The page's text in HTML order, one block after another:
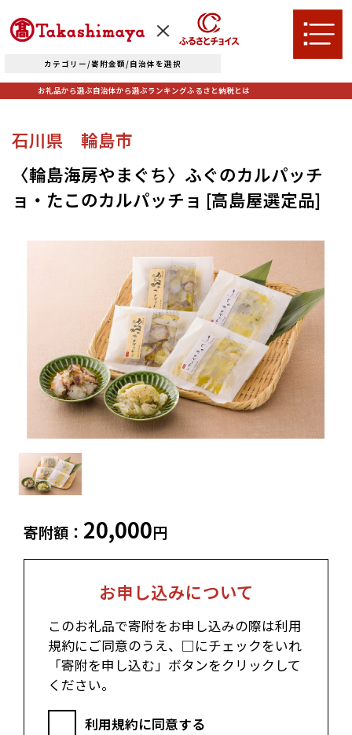
カテゴリー/寄附金額/自治体を選択
TOPへ
お礼品から選ぶ
肉 米・パン
果物類 エビ・カニ等
魚貝類
野菜類
卵（鶏、
烏骨鶏等）
お酒
飲料類 菓子
加工品等 麺類
調味料・油 鍋セット
イベントや
北海道エリア
札幌市（北海道）
千歳市（北海道）
石狩市（北海道）小樽市（北海道）
東川町（北海道）枝幸町（北海道）
白老町（北海道）別海町（北海道）
東北エリア
蓬田村（青森県）花巻市（岩手県）
塩竈市（宮城県）
小田原市（神奈川県）
中部エリア
新発田市（新潟県）南魚沼市（新潟県）
輪島市（石川県）加賀市（石川県）
鯖江市（福井県）若狭町（福井県）
都留市（山梨県）岐阜県（岐阜県）
高山市（岐阜県） 関市（岐阜県）
中津川市（岐阜県）美濃加茂市（岐阜県）
郡上市（岐阜県）
富士市（静岡県）
ランキング
ふるさと納税とは
よくある質問と お問い合わせ
お礼品から選ぶ自治体から選ぶランキングふるさと納税とは
石川県 輪島市
〈輪島海房やまぐち〉ふぐのカルパッチ
ョ・たこのカルパッチョ [高島屋選定品]
寄附額： 20,000円
お申し込みについて
このお礼品で寄附をお申し込みの際は利用
規約にご同意のうえ、□にチェックをいれ
「寄附を申し込む」ボタンをクリックして
ください。
利用規約に同意する